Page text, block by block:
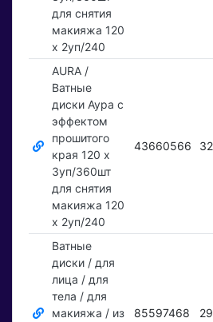
для снятия
макияжа 120
x 2уп/240
AURA /
Ватные
диски Аура с
эффектом
прошитого
края 120 x
3уп/360шт
для снятия
макияжа 120
x 2уп/240
43660566
Ватные
диски / для
лица / для
тела / для
макияжа / из
85597468